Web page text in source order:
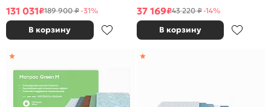
131 031₽189 900 ₽-31%
В корзину
37 169₽43 220 ₽-14%
В корзину